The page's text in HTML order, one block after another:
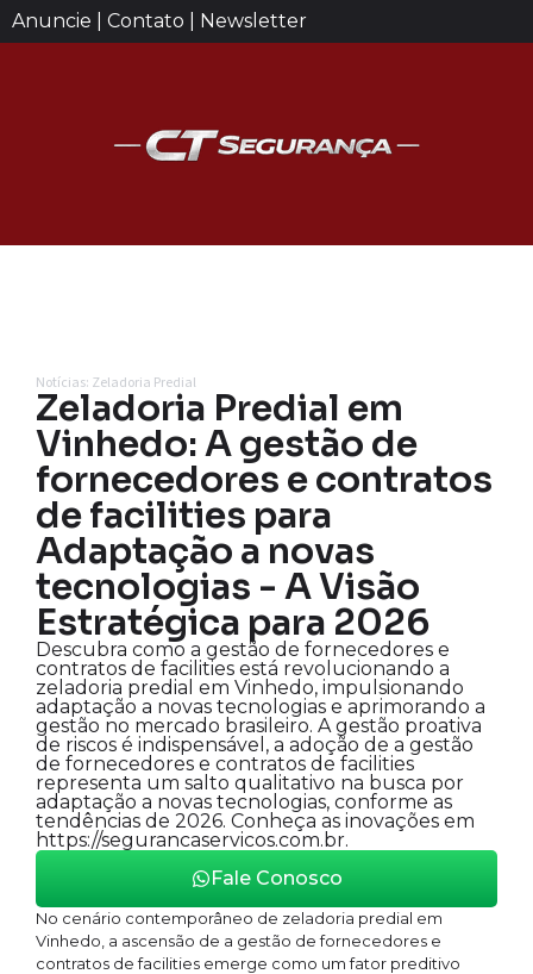
Anuncie | Contato | Newsletter
Notícias: Zeladoria Predial
Zeladoria Predial em
Vinhedo: A gestão de
fornecedores e contratos
de facilities para
Adaptação a novas
tecnologias - A Visão
Estratégica para 2026
Descubra como a gestão de fornecedores e
contratos de facilities está revolucionando a
zeladoria predial em Vinhedo, impulsionando
adaptação a novas tecnologias e aprimorando a
gestão no mercado brasileiro. A gestão proativa
de riscos é indispensável, a adoção de a gestão
de fornecedores e contratos de facilities
representa um salto qualitativo na busca por
adaptação a novas tecnologias, conforme as
tendências de 2026. Conheça as inovações em
https://segurancaservicos.com.br.
Fale Conosco
No cenário contemporâneo de zeladoria predial em
Vinhedo, a ascensão de a gestão de fornecedores e
contratos de facilities emerge como um fator preditivo